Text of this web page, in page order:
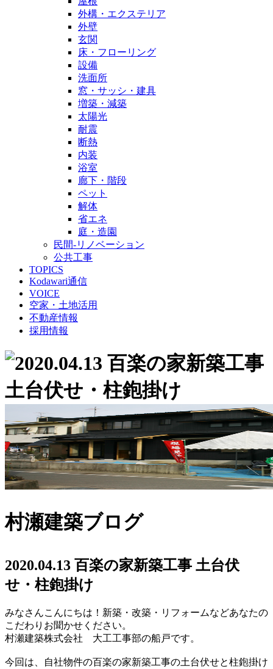
外構・エクステリア
外壁
玄関
床・フローリング
設備
洗面所
窓・サッシ・建具
増築・減築
太陽光
耐震
断熱
内装
浴室
廊下・階段
ペット
解体
省エネ
庭・造園
民間-リノベーション
公共工事
TOPICS
Kodawari通信
VOICE
空家・土地活用
不動産情報
採用情報
村瀬建築ブログ
2020.04.13 百楽の家新築工事 土台伏
せ・柱鉋掛け
みなさんこんにちは！新築・改築・リフォームなどあなたの
こだわりお聞かせください。
村瀬建築株式会社 大工工事部の船戸です。
今回は、自社物件の百楽の家新築工事の土台伏せと柱鉋掛け